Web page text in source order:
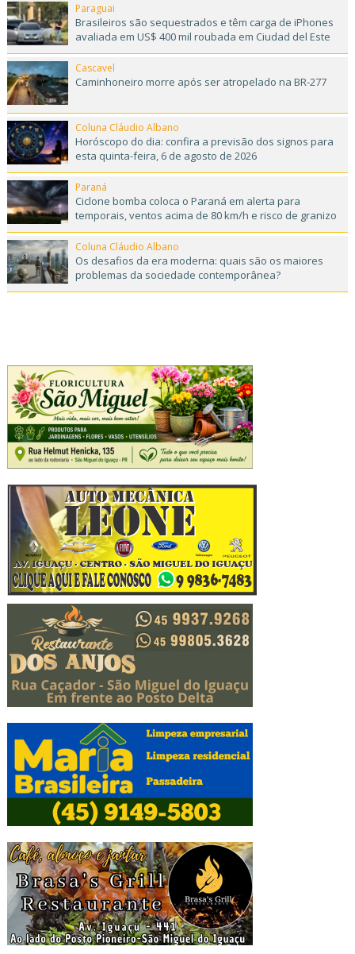
Paraguai
Brasileiros são sequestrados e têm carga de iPhones
avaliada em US$ 400 mil roubada em Ciudad del Este
Cascavel
Caminhoneiro morre após ser atropelado na BR-277
Coluna Cláudio Albano
Horóscopo do dia: confira a previsão dos signos para
esta quinta-feira, 6 de agosto de 2026
Paraná
Ciclone bomba coloca o Paraná em alerta para
temporais, ventos acima de 80 km/h e risco de granizo
Coluna Cláudio Albano
Os desafios da era moderna: quais são os maiores
problemas da sociedade contemporânea?